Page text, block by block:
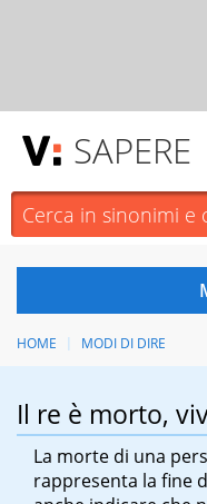
SAPERE
HOME MODI DI DIRE
Il re è morto,
La morte di una
rappresenta la fine